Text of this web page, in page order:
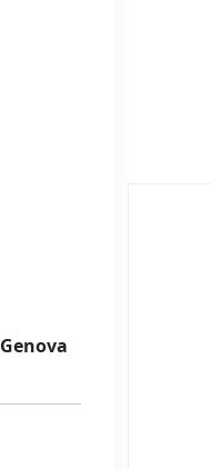
Genova